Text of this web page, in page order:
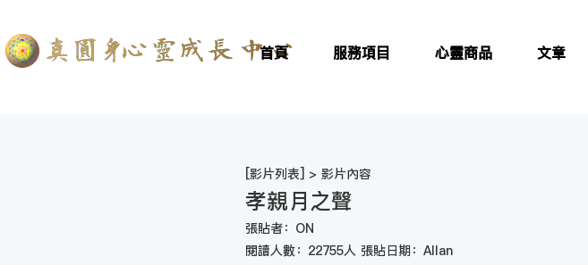
首頁 服務項目 心靈商品 文章
[影片列表] > 影片內容
孝親月之聲
張貼者：ON
閱讀人數：22755人 張貼日期：Allan